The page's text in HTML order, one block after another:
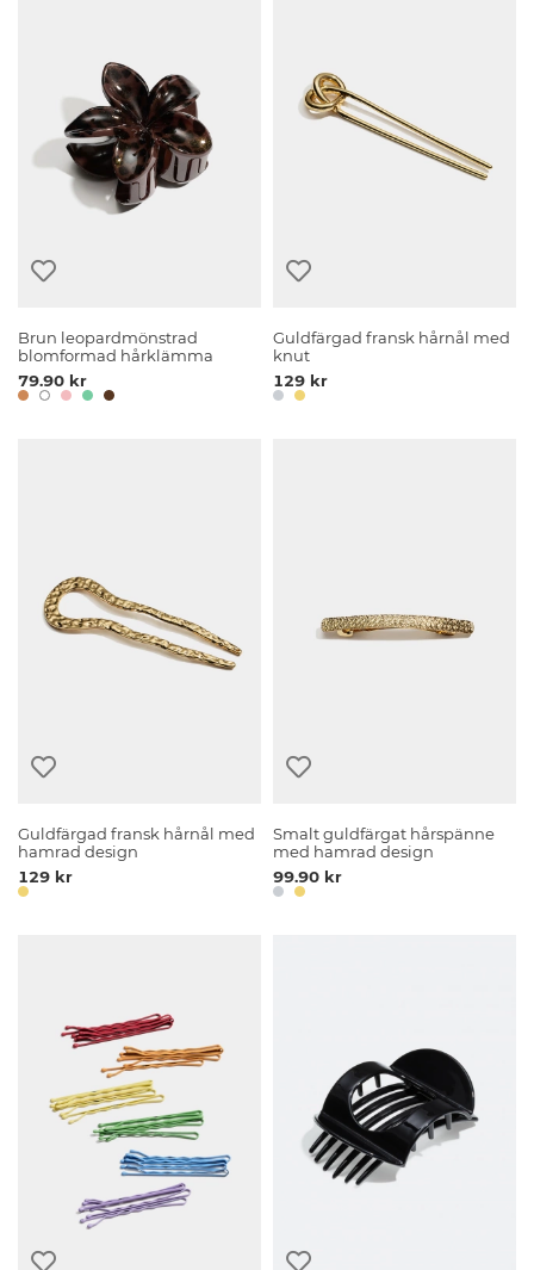
Brun leopardmönstrad
blomformad hårklämma
79.90 kr
Guldfärgad fransk hårnål med
knut
129 kr
Guldfärgad fransk hårnål med
hamrad design
129 kr
Smalt guldfärgat hårspänne
med hamrad design
99.90 kr